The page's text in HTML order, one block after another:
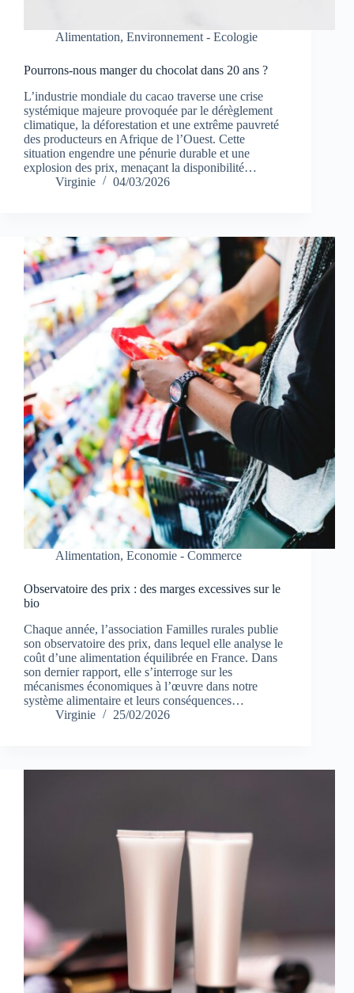
Alimentation, Environnement - Ecologie
Pourrons-nous manger du chocolat dans 20 ans ?
L’industrie mondiale du cacao traverse une crise
systémique majeure provoquée par le dérèglement
climatique, la déforestation et une extrême pauvreté
des producteurs en Afrique de l’Ouest. Cette
situation engendre une pénurie durable et une
explosion des prix, menaçant la disponibilité…
Virginie
04/03/2026
Alimentation, Economie - Commerce
Observatoire des prix : des marges excessives sur le
bio
Chaque année, l’association Familles rurales publie
son observatoire des prix, dans lequel elle analyse le
coût d’une alimentation équilibrée en France. Dans
son dernier rapport, elle s’interroge sur les
mécanismes économiques à l’œuvre dans notre
système alimentaire et leurs conséquences…
Virginie
25/02/2026